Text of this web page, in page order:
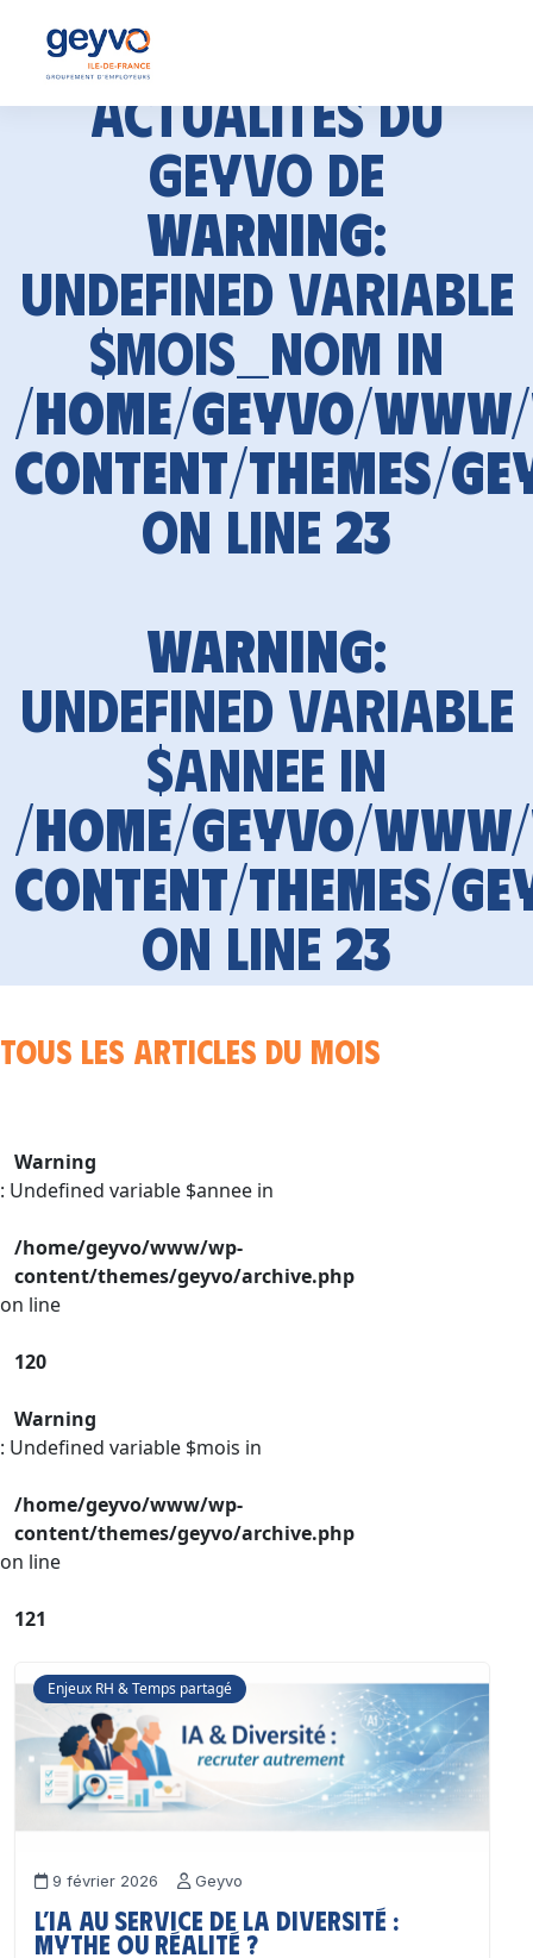
Actualités du
GEYVO de
Warning:
Undefined variable
$mois_nom in
/home/geyvo/
content/themes/
on line 23
Warning:
Undefined variable
$annee in
/home/geyvo/
content/themes/
on line 23
Tous les articles du mois
Warning
: Undefined variable $annee in
/home/geyvo/www/wp-
content/themes/geyvo/archive.php
on line
120
Warning
: Undefined variable $mois in
/home/geyvo/www/wp-
content/themes/geyvo/archive.php
on line
121
Enjeux RH & Temps partagé
9 février 2026 Geyvo
L’IA au service de la diversité :
mythe ou réalité ?